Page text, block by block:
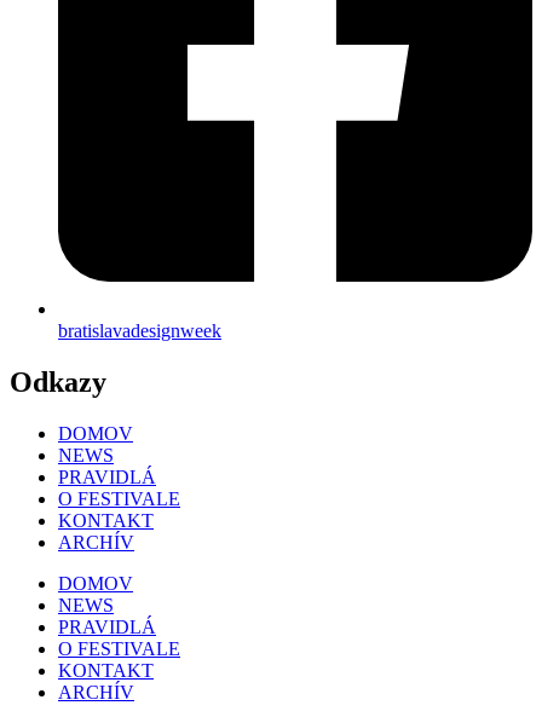
bratislavadesignweek
Odkazy
DOMOV
NEWS
PRAVIDLÁ
O FESTIVALE
KONTAKT
ARCHÍV
DOMOV
NEWS
PRAVIDLÁ
O FESTIVALE
KONTAKT
ARCHÍV